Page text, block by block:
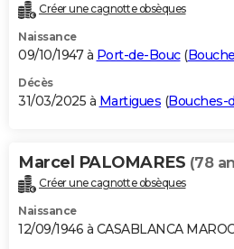
Créer une cagnotte obsèques
Naissance
09/10/1947 à Port-de-Bouc(
Décès
31/03/2025 à Martigues (Bouches-
Marcel PALOMARES (78
Créer une cagnotte obsèques
Naissance
12/09/1946 à CASABLANCA